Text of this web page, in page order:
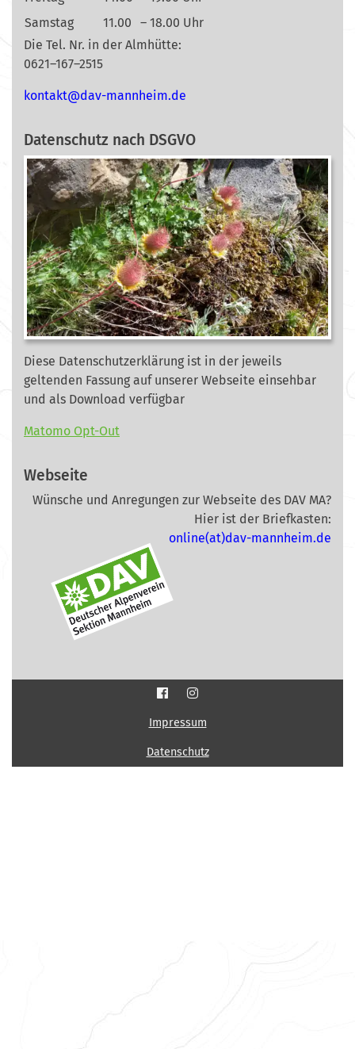
Samstag
11.00
– 18.00 Uhr
Die Tel. Nr. in der Almhütte:
0621–167–2515
ed.mi
ehnna
m-vad
@tkat
nok
Datenschutz nach DSGVO
Diese Datenschutzerklärung ist in der jeweils
geltenden Fassung auf unserer Webseite einsehbar
und als Download verfügbar
Matomo Opt-Out
Webseite
Wünsche und Anregungen zur Webseite des DAV MA?
Hier ist der Briefkasten:
online(at)dav-mannheim.de
Impressum
Datenschutz